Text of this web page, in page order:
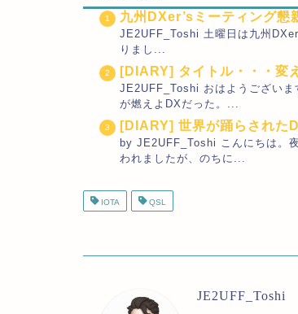
九州DXer’sミーティング懇
JE2UFF_Toshi 土曜日は九州
りまし...
[DIARY] タイトル・・・変
JE2UFF_Toshi おはようござい
が燃えよDXだった。...
[DIARY] 世界が踊らされた
by JE2UFF_Toshi こんにちは。
われましたが、のちに...
IOTA QSL
JE2UFF_Toshi